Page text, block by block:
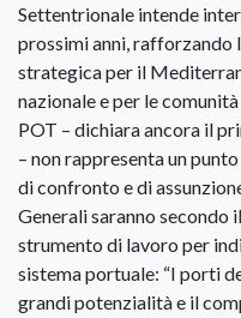
Settentrionale intende
prossimi anni,
strategica per il
nazionale e per le
POT – dichiara ancora il
– non rappresenta un
di confronto e di
Generali saranno secondo
strumento di lavoro per
sistema portuale: “I porti
grandi potenzialità e il